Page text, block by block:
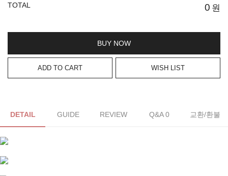
TOTAL 0 원
BUY NOW
ADD TO CART WISH LIST
DETAIL GUIDE REVIEW Q&A 0 교환/환불